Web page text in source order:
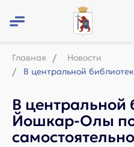
Главная
Новости
В центральной
Йошкар-Олы